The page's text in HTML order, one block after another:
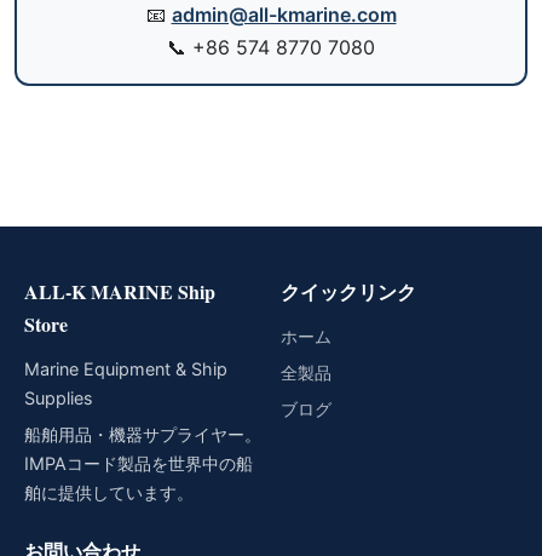
📧 admin@all-kmarine.com
📞 +86 574 8770 7080
ALL-K MARINE Ship
Store
Marine Equipment & Ship
Supplies
船舶用品・機器サプライヤー。
IMPAコード製品を世界中の船
舶に提供しています。
クイックリンク
ホーム
全製品
ブログ